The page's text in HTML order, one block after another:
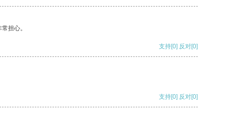
担心。
支持[0] 反对[0]
支持[0] 反对[0]